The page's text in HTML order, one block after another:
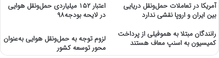
آمریکا در تعاملات حمل‌و‌نقل دریایی
بین ایران و اروپا نقشی ندارد
اعتبار ۱۵۲ میلیاردی حمل‌و‌نقل هوایی
در لایحه بودجه۹۸
رانندگان مبتلا به هموفیلی از پرداخت
کمیسیون به اسنپ معاف هستند
لزوم توجه به حمل‌ونقل هوایی به‌عنوان
محور توسعه کشور